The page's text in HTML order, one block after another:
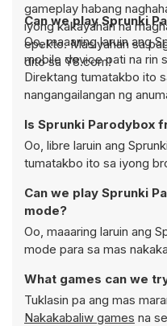
gameplay habang
iyong kakayahan na
epekto. Masiyahan sa
dito sa Y8.com!
Can we play Sprunki
Oo, maaaring laruin ang
mobile device pati na rin
Direktang tumatakbo ito
nangangailangan ng
Is Sprunki Parodybox
Oo, libre laruin ang
tumatakbo ito sa iyong
Can we play Sprunki
mode?
Oo, maaaring laruin ang
mode para sa mas
What games can we
Tuklasin pa ang mas
Nakakabaliw games na